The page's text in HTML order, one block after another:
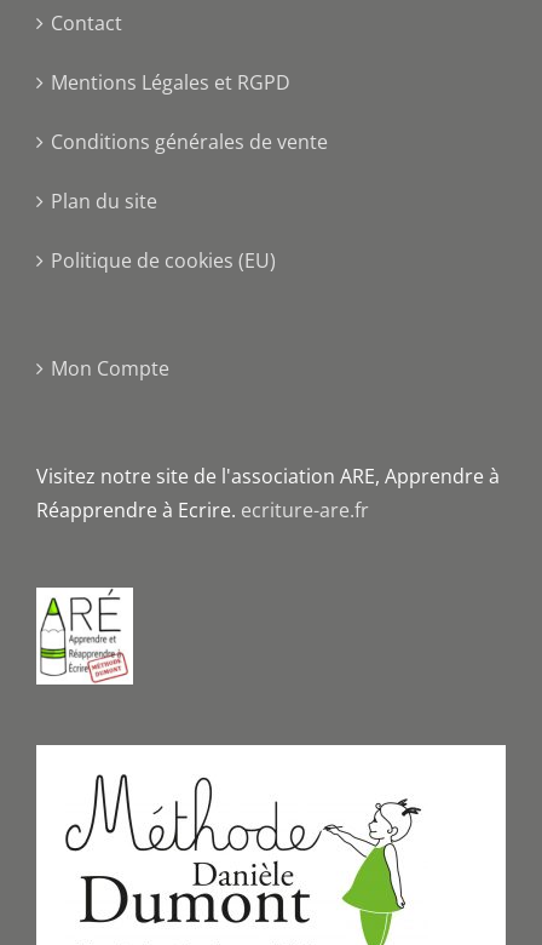
Contact
Mentions Légales et RGPD
Conditions générales de vente
Plan du site
Politique de cookies (EU)
Mon Compte
Visitez notre site de l'association ARE, Apprendre à
Réapprendre à Ecrire. ecriture-are.fr